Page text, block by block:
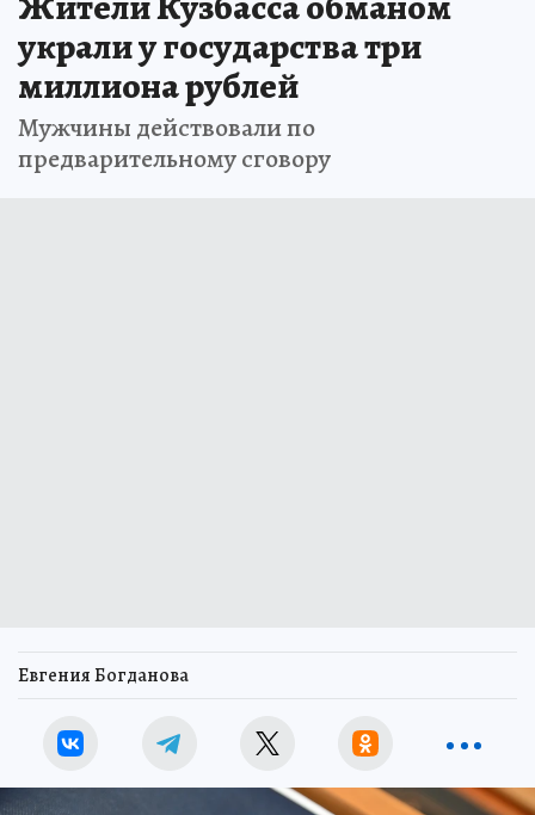
украли у государства три
миллиона рублей
Мужчины действовали по
предварительному сговору
Евгения Богданова